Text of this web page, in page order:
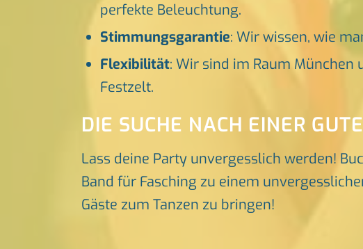
perfekte Beleuchtung.
Stimmungsgarantie: Wir wissen, wie
Flexibilität: Wir sind im Raum München
Festzelt.
DIE SUCHE NACH EINER
Lass deine Party unvergesslich werden!
Band für Fasching zu einem
Gäste zum Tanzen zu bringen!